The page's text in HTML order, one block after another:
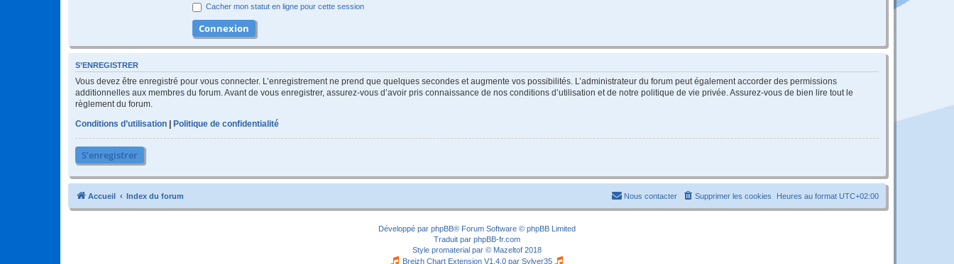
Cacher mon statut en ligne pour cette session
S’ENREGISTRER
Vous devez être enregistré pour vous connecter. L’enregistrement ne prend que quelques secondes et augmente vos possibilités. L’administrateur du forum peut également accorder des permissions
additionnelles aux membres du forum. Avant de vous enregistrer, assurez-vous d’avoir pris connaissance de nos conditions d’utilisation et de notre politique de vie privée. Assurez-vous de bien lire tout le
règlement du forum.
Conditions d’utilisation
Politique de confidentialité
S’enregistrer
Accueil Index du forum Heures au format UTC+02:00
Supprimer les cookies
Nous contacter
Développé par phpBB® Forum Software © phpBB Limited
Traduit par phpBB-fr.com
Style promaterial par © Mazeltof 2018
Breizh Chart Extension V1.4.0 par Sylver35